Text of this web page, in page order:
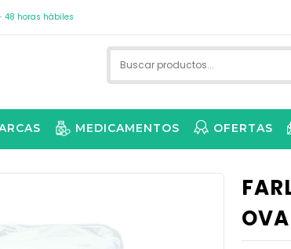
48 horas hábiles
MEDICAMENTOS OFERTAS